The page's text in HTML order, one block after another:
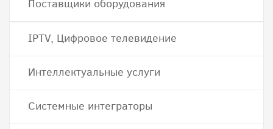
Поставщики оборудования
IPTV, Цифровое телевидение
Интеллектуальные услуги
Системные интеграторы